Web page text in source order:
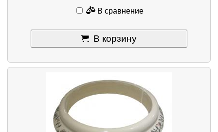
В сравнение
В корзину